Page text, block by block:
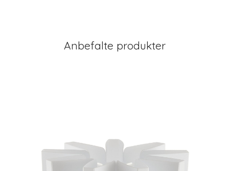
Anbefalte produkter